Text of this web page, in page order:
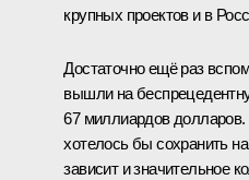
крупных проектов и в
Достаточно ещё раз
вышли на
67 миллиардов долларов.
хотелось бы сохранить
зависит и значительное